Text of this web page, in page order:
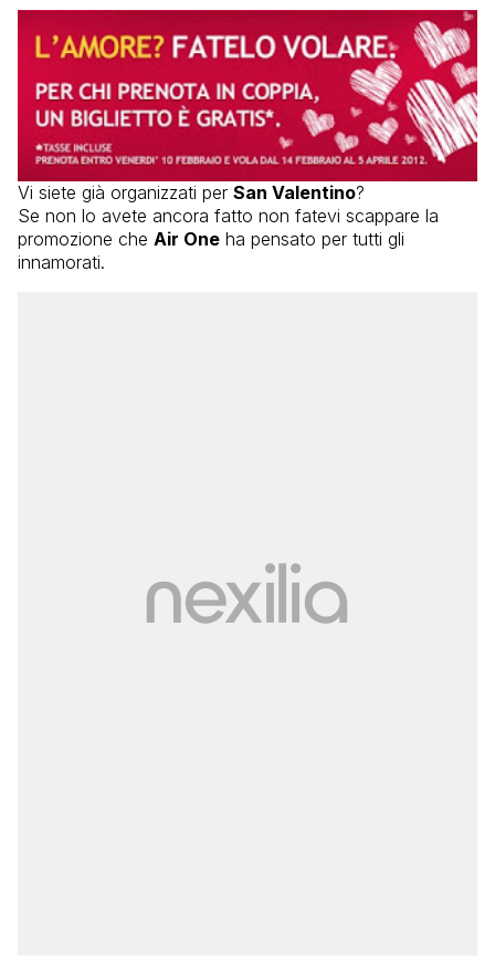
Vi siete già organizzati per San Valentino?
Se non lo avete ancora fatto non fatevi scappare la
promozione che Air One ha pensato per tutti gli
innamorati.